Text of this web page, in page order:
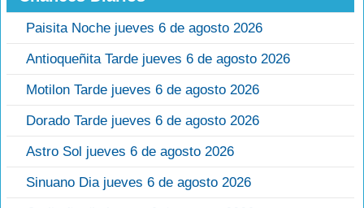
Paisita Noche jueves 6 de agosto 2026
Antioqueñita Tarde jueves 6 de agosto 2026
Motilon Tarde jueves 6 de agosto 2026
Dorado Tarde jueves 6 de agosto 2026
Astro Sol jueves 6 de agosto 2026
Sinuano Dia jueves 6 de agosto 2026